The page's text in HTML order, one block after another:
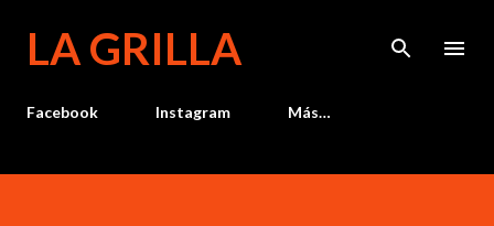
LA GRILLA
Facebook Instagram Más…